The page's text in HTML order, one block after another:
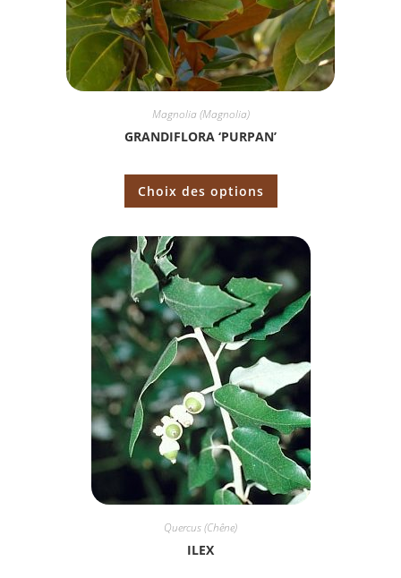
Magnolia (Magnolia)
GRANDIFLORA ‘PURPAN’
Choix des options
Quercus (Chêne)
ILEX